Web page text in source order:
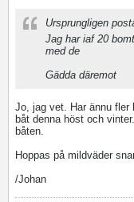
Ursprungligen
Jag har iaf 20
med de
Gädda däremot
Jo, jag vet. Har ännu fler
båt denna höst och
båten.
Hoppas på mildväder
/Johan